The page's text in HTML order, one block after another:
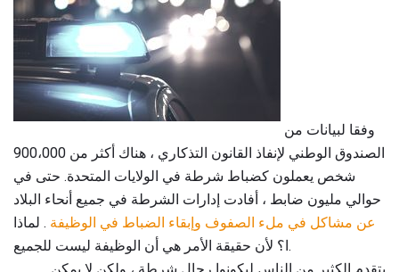
الصندوق الوطني لإنفاذ القانون التذكاري ، هناك أكثر من 900،000
شخص يعملون كضباط شرطة في الولايات المتحدة. حتى في
حوالي مليون ضابط ، أفادت إدارات الشرطة في جميع أنحاء البلاد
عن مشاكل في ملء الصفوف وإبقاء الضباط في الوظيفة . لماذا
ا؟ لأن حقيقة الأمر هي أن الوظيفة ليست للجميع.